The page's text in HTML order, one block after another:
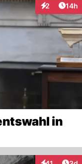
2
Interaktionen
14h
in